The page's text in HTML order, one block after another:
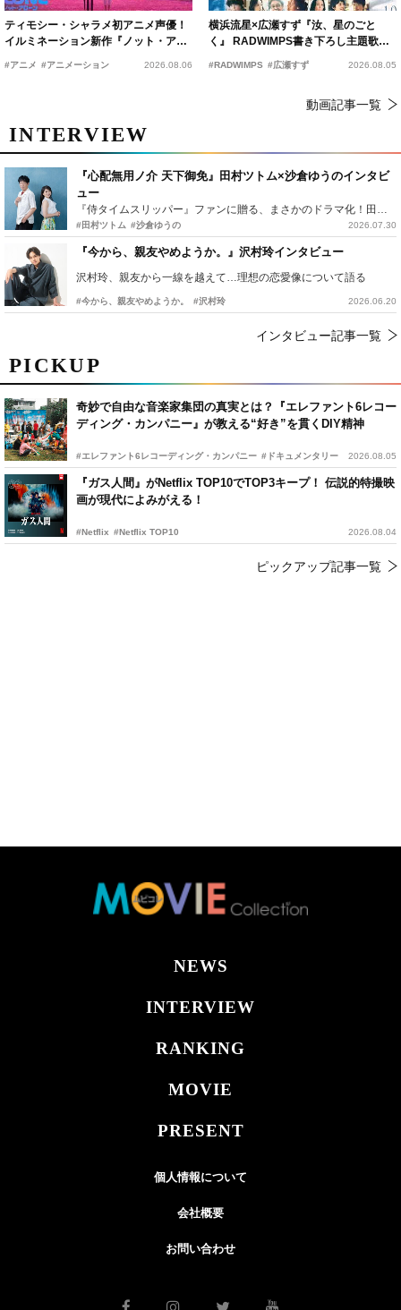
PICKUP
奇妙で自由な音楽家集団の真実とは？『エレファント6レコー
ディング・カンパニー』が教える“好き”を貫くDIY精神
#エレファント6レコーディング・カンパニー #ドキュメンタリー 2026.08.05
『ガス人間』がNetflix TOP10でTOP3キープ！ 伝説的特撮映
画が現代によみがえる！
#Netflix #Netflix TOP10 2026.08.04
ピックアップ記事一覧
ティモシー・シャラメ初アニメ声優！
イルミネーション新作『ノット・アロ
#アニメ #アニメーション 2026.08.06
横浜流星×広瀬すず『汝、星のごと
く』 RADWIMPS書き下ろし主題歌が
15年の愛を切なく彩る
#RADWIMPS #広瀬すず 2026.08.05
動画記事一覧
INTERVIEW
『心配無用ノ介 天下御免』田村ツトム×沙倉ゆうのインタビ
ュー
『侍タイムスリッパー』ファンに贈る、まさかのドラマ化！田村ツトム×沙倉ゆうのが語る『心配無用ノ介』撮影秘話
#田村ツトム #沙倉ゆうの 2026.07.30
『今から、親友やめようか。』沢村玲インタビュー
沢村玲、親友から一線を越えて…理想の恋愛像について語る
#今から、親友やめようか。 #沢村玲 2026.06.20
インタビュー記事一覧
NEWS
INTERVIEW
RANKING
MOVIE
PRESENT
個人情報について
会社概要
お問い合わせ